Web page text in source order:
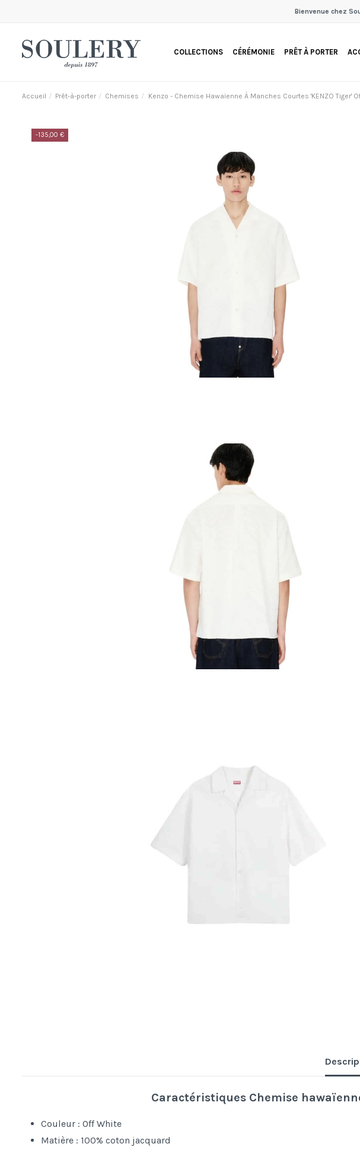
Bienvenue chez
COLLECTIONS CÉRÉMONIE PRÊT À PORTER
Accueil Prêt-à-porter Chemises Kenzo - Chemise Hawaïenne À Manches Courtes 'KENZO Tiger'
-135,00 €
Caractéristiques Chemise
Couleur : Off White
Matière : 100% coton jacquard